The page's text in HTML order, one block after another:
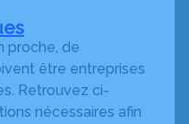
proche, de
être entreprises
Retrouvez ci-
nécessaires afin